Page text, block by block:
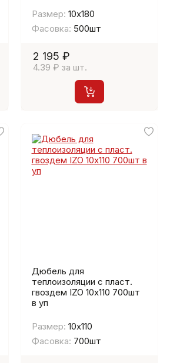
Размер: 10х180
Фасовка: 500шт
2 195 ₽
4.39 ₽ за шт.
Дюбель для
теплоизоляции с пласт.
гвоздем IZO 10х110 700шт
в уп
Размер: 10х110
Фасовка: 700шт